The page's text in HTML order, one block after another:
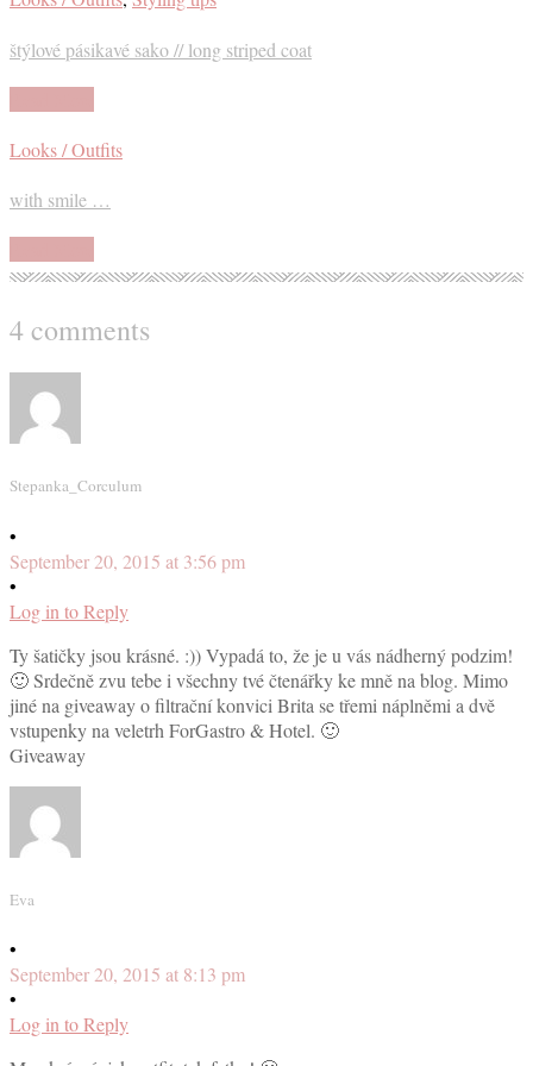
štýlové pásikavé sako // long striped coat
Looks / Outfits
with smile …
4 comments
Stepanka_Corculum
•
September 20, 2015 at 3:56 pm
•
Log in to Reply
Ty šatičky jsou krásné. :)) Vypadá to, že je u vás nádherný podzim!
🙂 Srdečně zvu tebe i všechny tvé čtenářky ke mně na blog. Mimo
jiné na giveaway o filtrační konvici Brita se třemi náplněmi a dvě
vstupenky na veletrh ForGastro & Hotel. 🙂
Giveaway
Eva
•
September 20, 2015 at 8:13 pm
•
Log in to Reply